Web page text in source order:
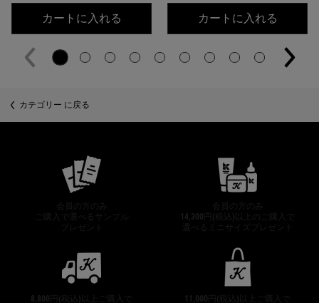
カートに入れる キールズ DS クリアリーブライト エ
カートに入れる
カテゴリー に戻る
会員の方のみ
ご購入で選べるサンプル
会員の方のみ
14,300円(税込)以上のご購入で
選べるミニサイズプレゼント
8,800円(税込)以上ご購入で
11,000円(税込)以上ご購入で